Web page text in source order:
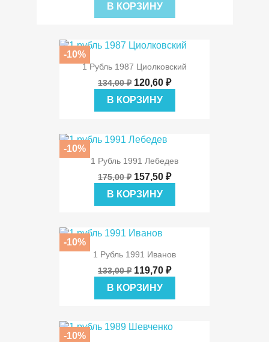
В КОРЗИНУ
1 Рубль 1987 Циолковский
134,00 ₽ 120,60 ₽
В КОРЗИНУ
-10%
1 Рубль 1991 Лебедев
175,00 ₽ 157,50 ₽
В КОРЗИНУ
-10%
1 Рубль 1991 Иванов
133,00 ₽ 119,70 ₽
В КОРЗИНУ
-10%
-10%